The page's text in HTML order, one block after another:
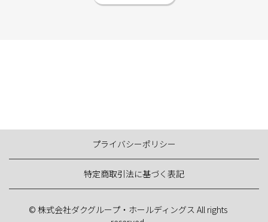
プライバシーポリシー
特定商取引法に基づく表記
© 株式会社ダクグループ・ホールディングス All rights